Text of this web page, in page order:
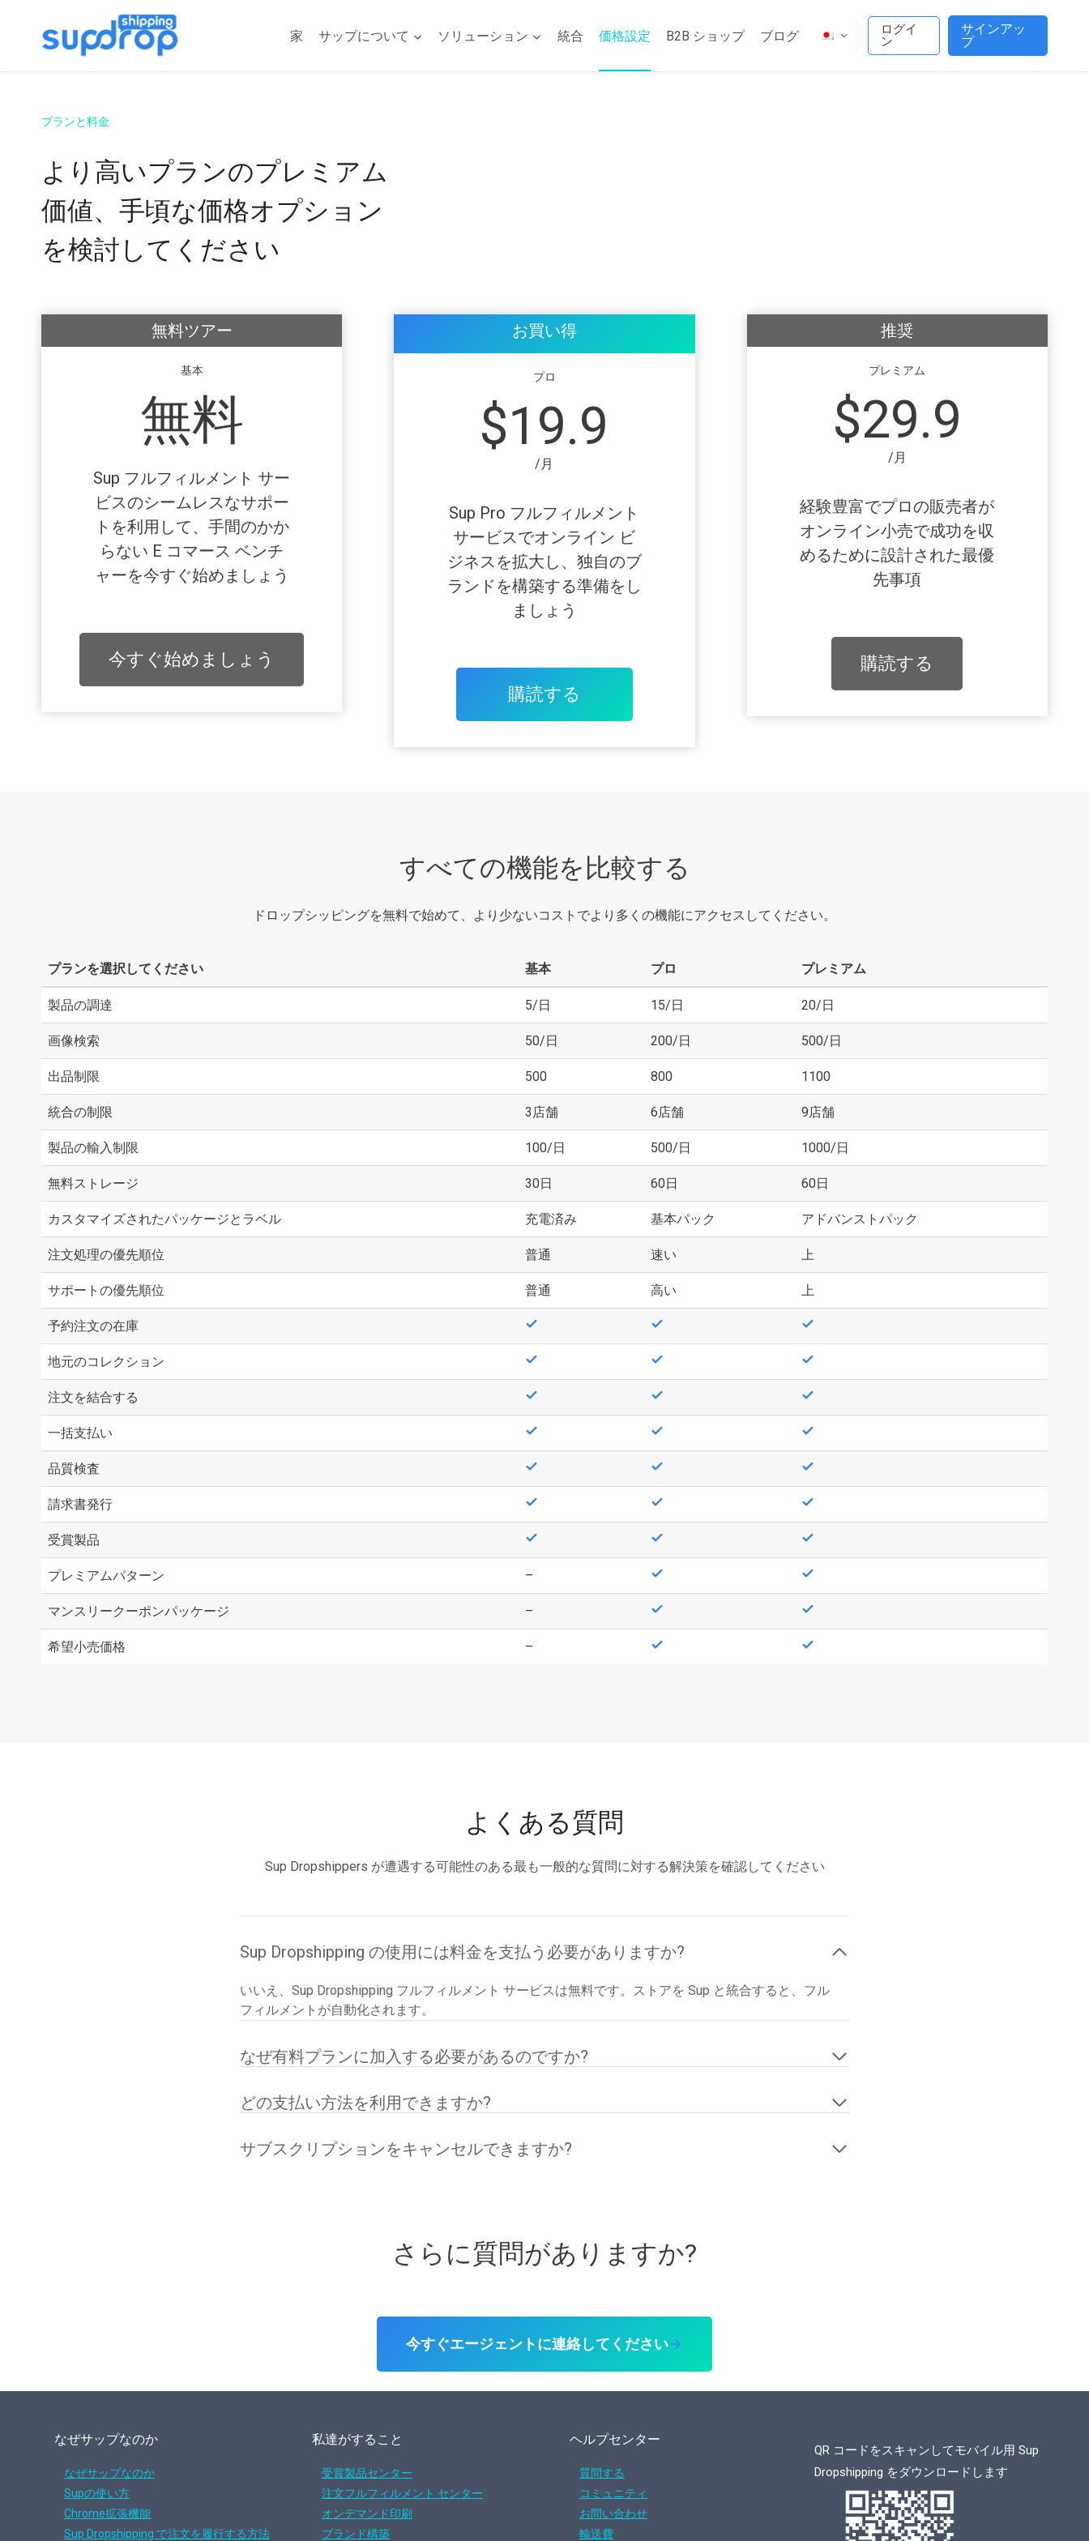
家 サップについて ソリューション 統合 価格設定 B2B ショップ ブログ
ログイ
ン
サインアッ
プ
プランと料金
より高いプランのプレミアム
価値、手頃な価格オプション
を検討してください
無料ツアー
基本
無料
Sup フルフィルメント サー
ビスのシームレスなサポー
トを利用して、手間のかか
らない E コマース ベンチ
ャーを今すぐ始めましょう
今すぐ始めましょう
お買い得
プロ
$19.9
/月
Sup Pro フルフィルメント
サービスでオンライン ビ
ジネスを拡大し、独自のブ
ランドを構築する準備をし
ましょう
購読する
推奨
プレミアム
$29.9
/月
経験豊富でプロの販売者が
オンライン小売で成功を収
めるために設計された最優
先事項
購読する
すべての機能を比較する
ドロップシッピングを無料で始めて、より少ないコストでより多くの機能にアクセスしてください。
プランを選択してください 基本 プロ プレミアム
製品の調達 5/日 15/日 20/日
画像検索 50/日 200/日 500/日
出品制限 500 800 1100
統合の制限 3店舗 6店舗 9店舗
製品の輸入制限 100/日 500/日 1000/日
無料ストレージ 30日 60日 60日
カスタマイズされたパッケージとラベル 充電済み 基本パック アドバンストパック
注文処理の優先順位 普通 速い 上
サポートの優先順位 普通 高い 上
予約注文の在庫
地元のコレクション
注文を結合する
一括支払い
品質検査
請求書発行
受賞製品
プレミアムパターン –
マンスリークーポンパッケージ –
希望小売価格 –
よくある質問
Sup Dropshippers が遭遇する可能性のある最も一般的な質問に対する解決策を確認してください
Sup Dropshipping の使用には料金を支払う必要がありますか?
いいえ、Sup Dropshipping フルフィルメント サービスは無料です。ストアを Sup と統合すると、フル
フィルメントが自動化されます。
なぜ有料プランに加入する必要があるのですか?
どの支払い方法を利用できますか?
サブスクリプションをキャンセルできますか?
さらに質問がありますか?
今すぐエージェントに連絡してください
なぜサップなのか
なぜサップなのか
Supの使い方
Chrome拡張機能
Sup Dropshipping で注文を履行する方法
私達がすること
受賞製品センター
注文フルフィルメント センター
オンデマンド印刷
ブランド構築
ヘルプセンター
質問する
コミュニティ
お問い合わせ
輸送費
QR コードをスキャンしてモバイル用 Sup
Dropshipping をダウンロードします